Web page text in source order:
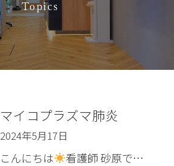
Topics
マイコプラズマ肺炎
2024年5月17日
こんにちは
看護師 砂原で…